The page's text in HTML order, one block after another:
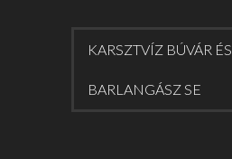
KARSZTVÍZ BÚVÁR ÉS
BARLANGÁSZ SE